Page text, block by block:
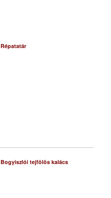
Répatatár
Bogyiszlói tejfölös kalács